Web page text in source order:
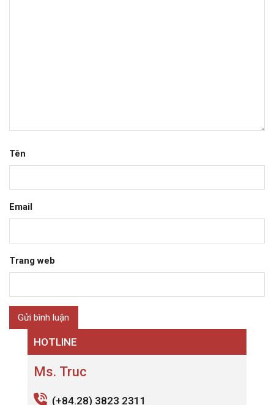
Tên
Email
Trang web
HOTLINE
Ms. Truc
(+84.28) 3823 2311